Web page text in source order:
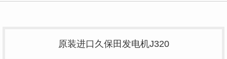
原装进口久保田发电机J320